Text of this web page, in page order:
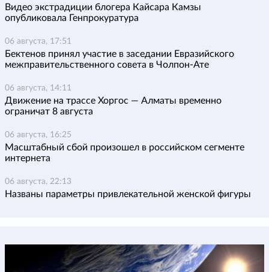
Видео экстрадиции блогера Кайсара Камзы
опубликовала Генпрокуратура
06 августа, 17:51
Бектенов принял участие в заседании Евразийского
межправительственного совета в Чолпон-Ате
06 августа, 14:11
Движение на трассе Хоргос — Алматы временно
ограничат 8 августа
06 августа, 16:25
Масштабный сбой произошел в российском сегменте
интернета
06 августа, 22:13
Названы параметры привлекательной женской фигуры